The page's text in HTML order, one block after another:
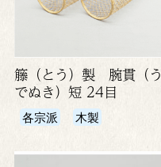
籐（とう）製 腕貫（う
でぬき）短 24目
各宗派 木製